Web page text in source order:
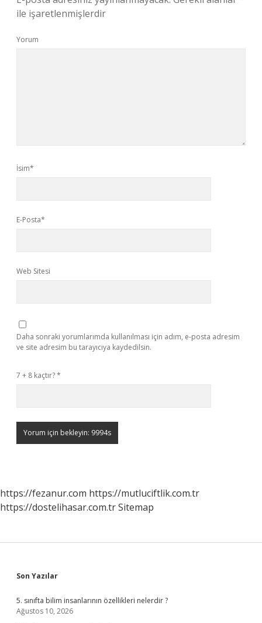
ile işaretlenmişlerdir
Yorum
İsim*
E-Posta*
Web Sitesi
Daha sonraki yorumlarımda kullanılması için adım, e-posta adresim
ve site adresim bu tarayıcıya kaydedilsin.
7 + 8 kaçtır?*
https://fezanur.com https://mutluciftlik.com.tr
https://dostelihasar.com.trSitemap
Sidebar
Son Yazılar
5. sınıfta bilim insanlarının özellikleri nelerdir ?
Ağustos 10, 2026